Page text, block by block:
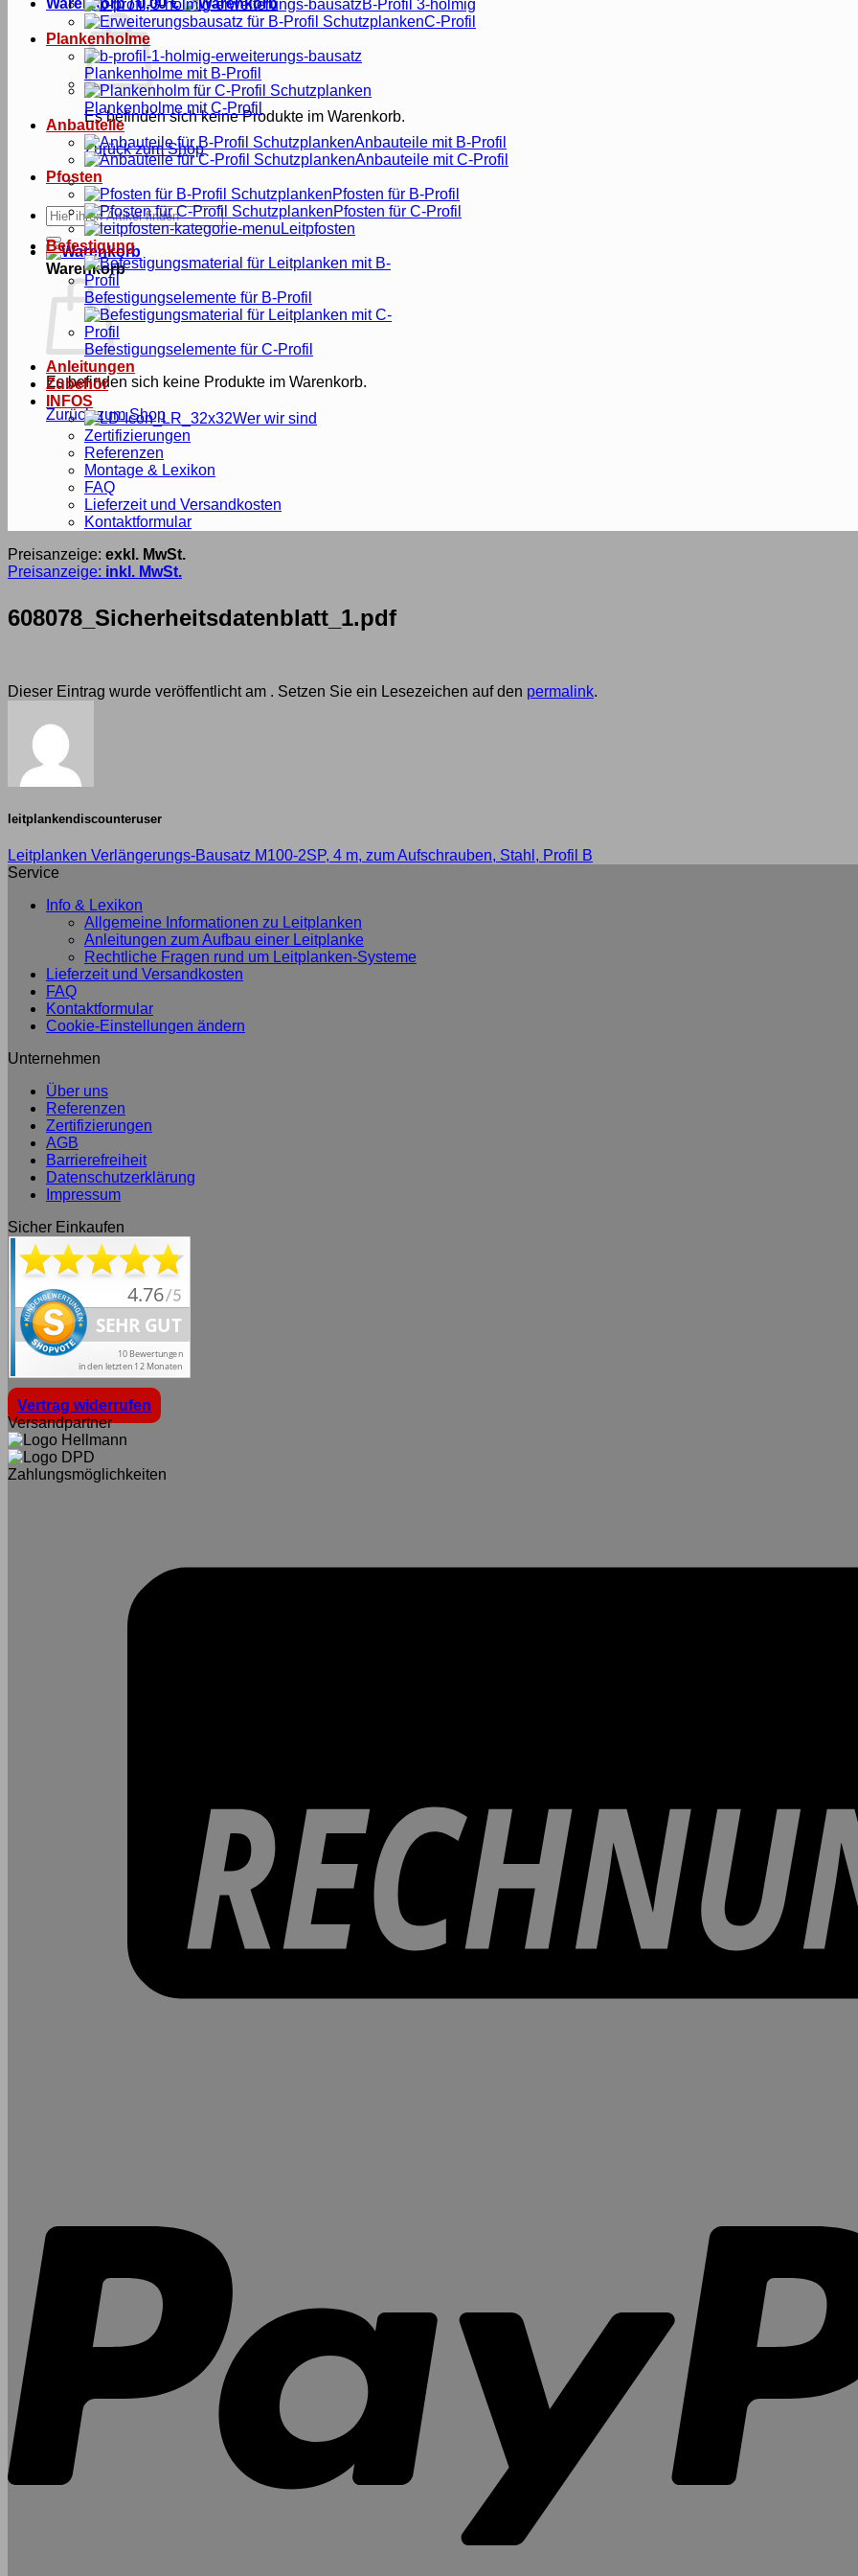
Warenkorb /0,00€
Es befinden sich keine Produkte im Warenkorb.
Zurück zum Shop
Suche
nach:
Warenkorb
Es befinden sich keine Produkte im Warenkorb.
Zurück zum Shop
B-Profil 3-holmig
C-Profil
Plankenholme
Plankenholme mit B-Profil
Plankenholme mit C-Profil
Anbauteile
Anbauteile mit B-Profil
Anbauteile mit C-Profil
Pfosten
Pfosten für B-Profil
Pfosten für C-Profil
Leitpfosten
Befestigung
Befestigungselemente für B-Profil
Befestigungselemente für C-Profil
Anleitungen
Zubehör
INFOS
Wer wir sind
Zertifizierungen
Referenzen
Montage & Lexikon
FAQ
Lieferzeit und Versandkosten
Kontaktformular
Preisanzeige: exkl. MwSt.
Preisanzeige: inkl. MwSt.
608078_Sicherheitsdatenblatt_1.pdf
Dieser Eintrag wurde veröffentlicht am . Setzen Sie ein Lesezeichen auf den permalink.
leitplankendiscounteruser
Leitplanken Verlängerungs-Bausatz M100-2SP, 4 m, zum Aufschrauben, Stahl, Profil B
Service
Info & Lexikon
Allgemeine Informationen zu Leitplanken
Anleitungen zum Aufbau einer Leitplanke
Rechtliche Fragen rund um Leitplanken-Systeme
Lieferzeit und Versandkosten
FAQ
Kontaktformular
Cookie-Einstellungen ändern
Unternehmen
Über uns
Referenzen
Zertifizierungen
AGB
Barrierefreiheit
Datenschutzerklärung
Impressum
Sicher Einkaufen
Vertrag widerrufen
Versandpartner
Zahlungsmöglichkeiten